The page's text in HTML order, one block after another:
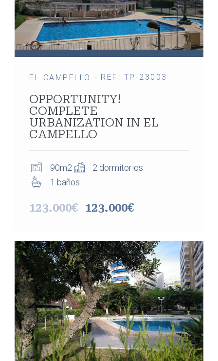
EL CAMPELLO - REF: TP-23003
OPPORTUNITY!
COMPLETE
URBANIZATION IN EL
CAMPELLO
90m2
2 dormitorios
1 baños
123.000€ 123.000€